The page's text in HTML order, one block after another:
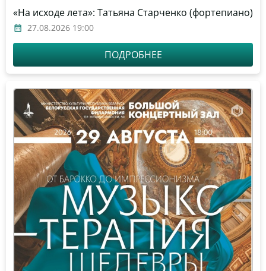
«На исходе лета»: Татьяна Старченко (фортепиано)
27.08.2026 19:00
ПОДРОБНЕЕ